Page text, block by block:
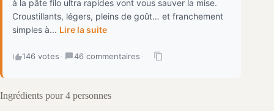
à la pâte filo ultra rapides vont vous sauver la mise.
Croustillants, légers, pleins de goût… et franchement
simples à... Lire la suite
146 votes · 46 commentaires ·
Ingrédients pour 4 personnes